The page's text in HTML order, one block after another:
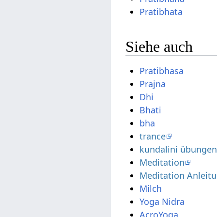
Pratibhata
Siehe auch
Pratibhasa
Prajna
Dhi
Bhati
bha
trance
kundalini übungen
Meditation
Meditation
Milch
Yoga Nidra
AcroYoga